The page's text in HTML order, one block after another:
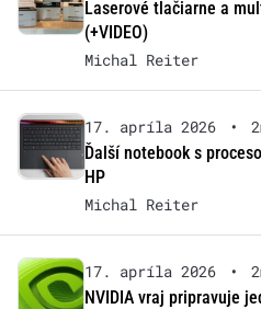
Laserové tlačiarne a
(+VIDEO)
Michal Reiter
17. apríla 2026 •
Ďalší notebook s
HP
Michal Reiter
17. apríla 2026 •
NVIDIA vraj pripravuje